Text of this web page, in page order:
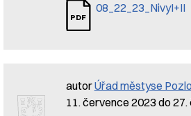
08_22_23_NivyI+II
autorÚřad městyse
11. července 2023 do